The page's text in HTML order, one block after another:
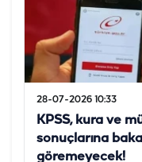
28-07-2026 10:33
KPSS, kura ve
sonuçlarına
göremeyecek!